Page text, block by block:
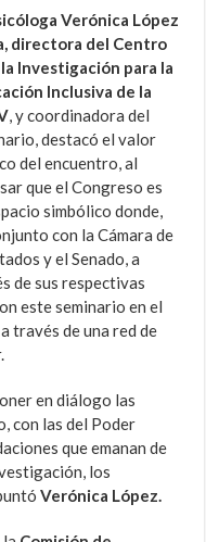
Verónica López
directora del Centro
Investigación para la
Inclusiva de la
, y coordinadora del
destacó el valor
del encuentro, al
que el Congreso es
simbólico donde,
con la Cámara de
y el Senado, a
de sus respectivas
este seminario en el
través de una red de
en diálogo las
con las del Poder
que emanan de
los
Verónica López.